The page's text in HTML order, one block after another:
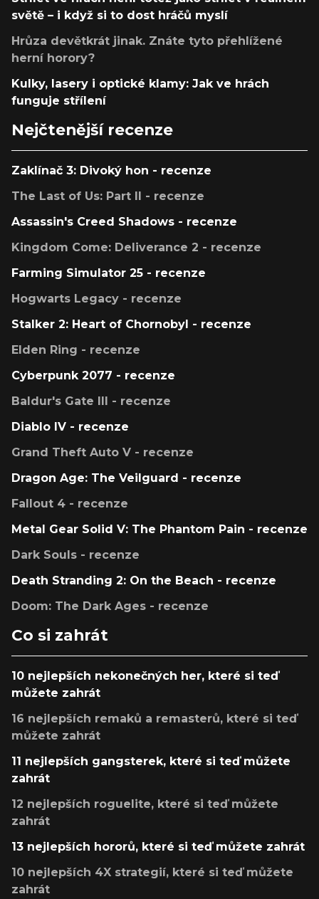
světě – i když si to dost hráčů myslí
Hrůza devětkrát jinak. Znáte tyto přehlížené
herní horory?
Kulky, lasery i optické klamy: Jak ve hrách
funguje střílení
Nejčtenější recenze
Zaklínač 3: Divoký hon - recenze
The Last of Us: Part II - recenze
Assassin's Creed Shadows - recenze
Kingdom Come: Deliverance 2 - recenze
Farming Simulator 25 - recenze
Hogwarts Legacy - recenze
Stalker 2: Heart of Chornobyl - recenze
Elden Ring - recenze
Cyberpunk 2077 - recenze
Baldur's Gate III - recenze
Diablo IV - recenze
Grand Theft Auto V - recenze
Dragon Age: The Veilguard - recenze
Fallout 4 - recenze
Metal Gear Solid V: The Phantom Pain - recenze
Dark Souls - recenze
Death Stranding 2: On the Beach - recenze
Doom: The Dark Ages - recenze
Co si zahrát
10 nejlepších nekonečných her, které si teď
můžete zahrát
16 nejlepších remaků a remasterů, které si teď
můžete zahrát
11 nejlepších gangsterek, které si teď můžete
zahrát
12 nejlepších roguelite, které si teď můžete
zahrát
13 nejlepších hororů, které si teď můžete zahrát
10 nejlepších 4X strategií, které si teď můžete
zahrát